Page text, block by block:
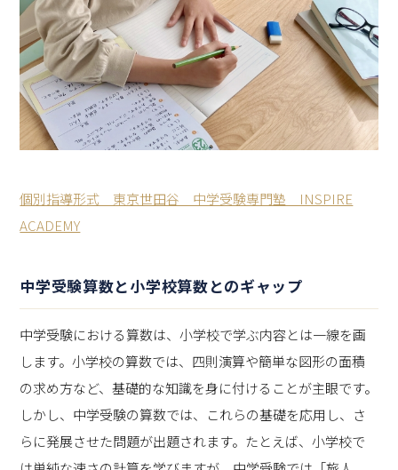
個別指導形式 東京世田谷 中学受験専門塾 INSPIRE
ACADEMY
中学受験算数と小学校算数とのギャップ
中学受験における算数は、小学校で学ぶ内容とは一線を画
します。小学校の算数では、四則演算や簡単な図形の面積
の求め方など、基礎的な知識を身に付けることが主眼です。
しかし、中学受験の算数では、これらの基礎を応用し、さ
らに発展させた問題が出題されます。たとえば、小学校で